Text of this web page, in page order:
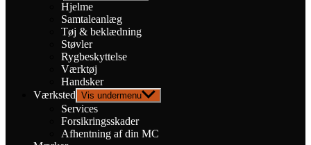
Hjelme
Samtaleanlæg
Tøj & beklædning
Støvler
Rygbeskyttelse
Værktøj
Handsker
Værksted Vis undermenu
Services
Forsikringsskader
Afhentning af din MC